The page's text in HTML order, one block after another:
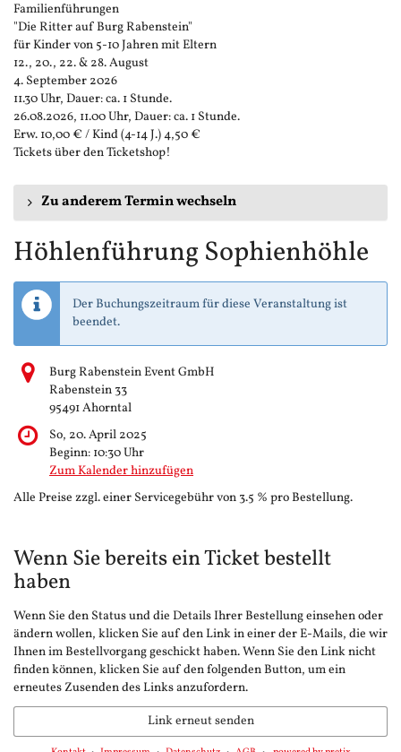
Familienführungen
"Die Ritter auf Burg Rabenstein"
für Kinder von 5-10 Jahren mit Eltern
12., 20., 22. & 28. August
4. September 2026
11.30 Uhr, Dauer: ca. 1 Stunde.
26.08.2026, 11.00 Uhr, Dauer: ca. 1 Stunde.
Erw. 10,00 € / Kind (4-14 J.) 4,50 €
Tickets über den Ticketshop!
Zu anderem Termin wechseln
Höhlenführung Sophienhöhle
Der Buchungszeitraum für diese Veranstaltung ist
beendet.
Burg Rabenstein Event GmbH
Rabenstein 33
95491 Ahorntal
So, 20. April 2025
Beginn: 10:30Uhr
Zum Kalender hinzufügen
Alle Preise zzgl. einer Servicegebühr von 3.5 % pro Bestellung.
Wenn Sie bereits ein Ticket bestellt
haben
Wenn Sie den Status und die Details Ihrer Bestellung einsehen oder
ändern wollen, klicken Sie auf den Link in einer der E-Mails, die wir
Ihnen im Bestellvorgang geschickt haben. Wenn Sie den Link nicht
finden können, klicken Sie auf den folgenden Button, um ein
erneutes Zusenden des Links anzufordern.
Link erneut senden